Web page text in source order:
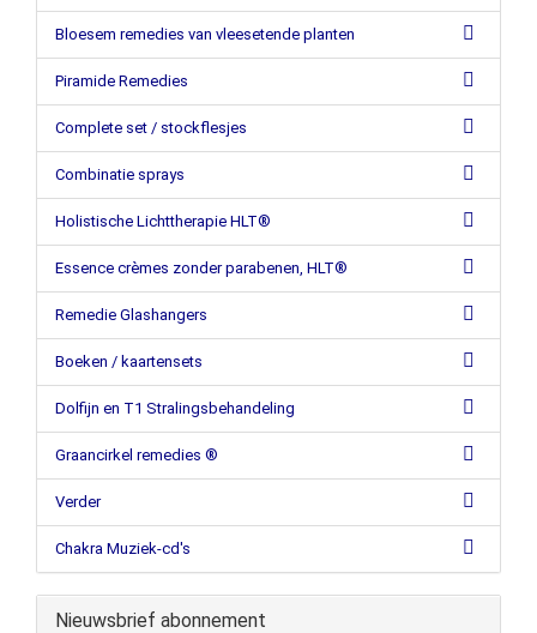
Bloesem remedies van vleesetende planten
Piramide Remedies
Complete set / stockflesjes
Combinatie sprays
Holistische Lichttherapie HLT®
Essence crèmes zonder parabenen, HLT®
Remedie Glashangers
Boeken / kaartensets
Dolfijn en T1 Stralingsbehandeling
Graancirkel remedies ®
Verder
Chakra Muziek-cd's
Nieuwsbrief abonnement